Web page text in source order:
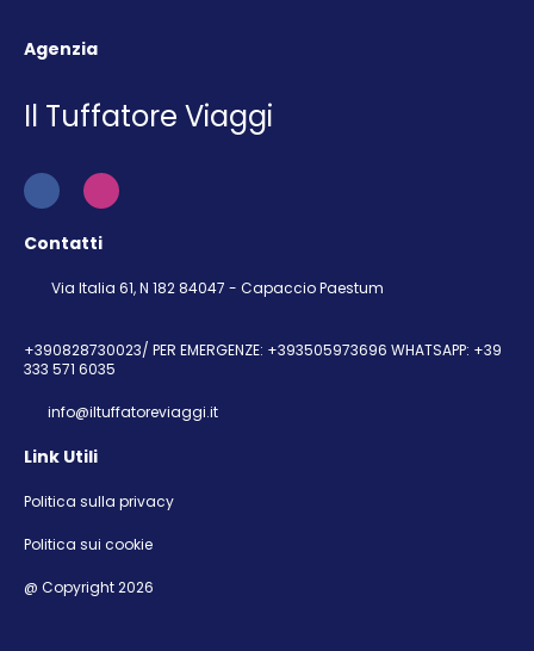
Agenzia
Il Tuffatore Viaggi
Contatti
Via Italia 61, N 182 84047 - Capaccio Paestum
+390828730023/ PER EMERGENZE: +393505973696 WHATSAPP: +39
333 571 6035
info@iltuffatoreviaggi.it
Link Utili
Politica sulla privacy
Politica sui cookie
@ Copyright 2026